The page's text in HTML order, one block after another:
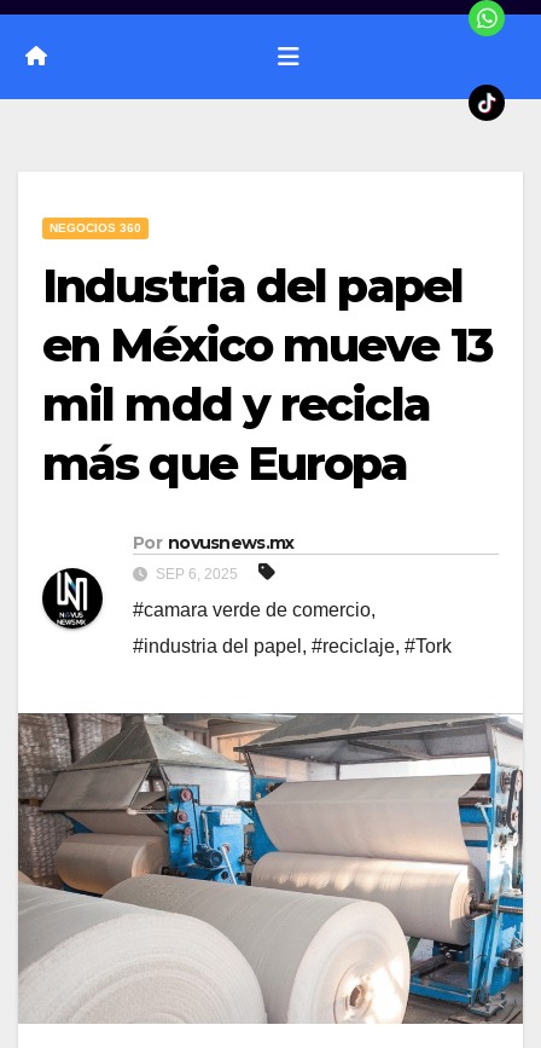
NEGOCIOS 360
Industria del papel
en México mueve 13
mil mdd y recicla
más que Europa
Por novusnews.mx
SEP 6, 2025
#camara verde de comercio,
#industria del papel , #reciclaje, #Tork